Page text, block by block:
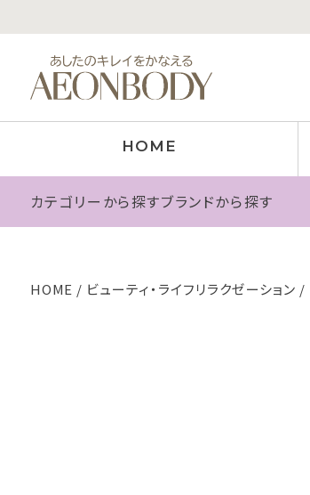
HOME
カテゴリーから探すブランドから探す
HOME ビューティ・ライフリラクゼーション